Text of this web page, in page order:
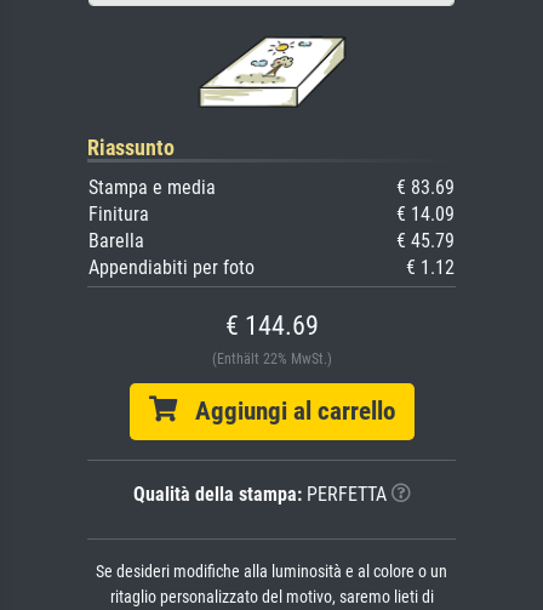
Riassunto
Stampa e media
€ 83.69
Finitura
€ 14.09
Barella
€ 45.79
Appendiabiti per foto
€ 1.12
€ 144.69
(Enthält 22% MwSt.)
Aggiungi al carrello
Qualità della stampa:PERFETTA
Se desideri modifiche alla luminosità e al colore o un
ritaglio personalizzato del motivo, saremo lieti di